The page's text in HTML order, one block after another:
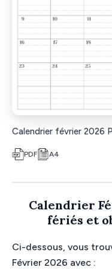
Calendrier février 2026
PDF A4
Calendrier
fériés et
Ci-dessous, vous
Février 2026 avec :